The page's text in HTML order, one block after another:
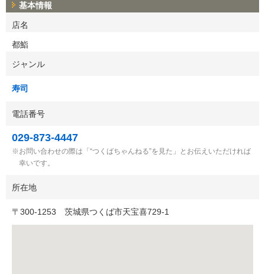
基本情報
店名
都鮨
ジャンル
寿司
電話番号
029-873-4447
お問い合わせの際は「“つくばちゃんねる”を見た」とお伝えいただければ
幸いです。
所在地
〒 300-1253 茨城県つくば市天宝喜729-1